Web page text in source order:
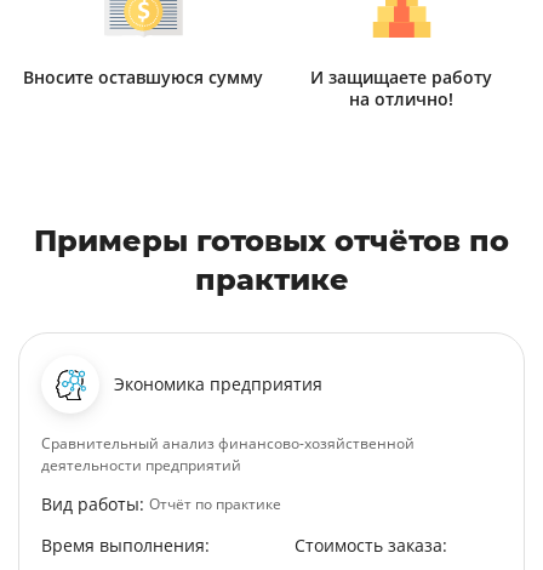
Вносите оставшуюся сумму
И защищаете работу
на отлично!
Примеры готовых отчётов по
практике
Экономика предприятия
Сравнительный анализ финансово-хозяйственной
деятельности предприятий
Вид работы: Отчёт по практике
Время выполнения: Стоимость заказа: